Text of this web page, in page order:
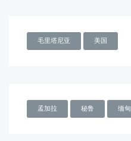
毛里塔尼亚 美国
孟加拉 秘鲁 缅甸